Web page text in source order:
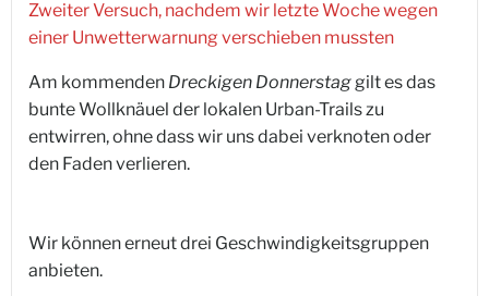
Zweiter Versuch, nachdem wir letzte Woche wegen
einer Unwetterwarnung verschieben mussten
Am kommenden Dreckigen Donnerstag gilt es das
bunte Wollknäuel der lokalen Urban-Trails zu
entwirren, ohne dass wir uns dabei verknoten oder
den Faden verlieren.
Wir können erneut drei Geschwindigkeitsgruppen
anbieten.